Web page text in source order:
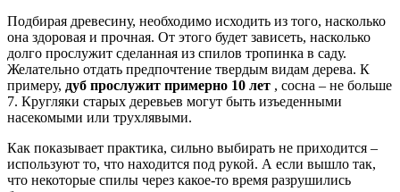
Подбирая древесину, необходимо исходить из того, насколько
она здоровая и прочная. От этого будет зависеть, насколько
долго прослужит сделанная из спилов тропинка в саду.
Желательно отдать предпочтение твердым видам дерева. К
примеру, дуб прослужит примерно 10 лет , сосна – не больше
7. Кругляки старых деревьев могут быть изъеденными
насекомыми или трухлявыми.
Как показывает практика, сильно выбирать не приходится –
используют то, что находится под рукой. А если вышло так,
что некоторые спилы через какое-то время разрушились